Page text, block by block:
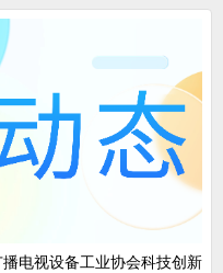
电视设备工业协会科技创新